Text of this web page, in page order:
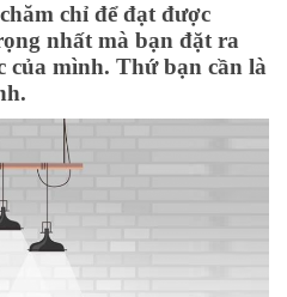
chỉ để đạt được
nhất mà bạn đặt ra
của mình. Thứ bạn cần là